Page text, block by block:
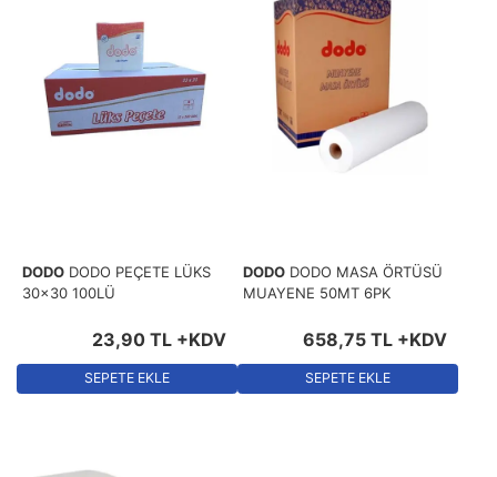
DODO DODO PEÇETE LÜKS
30x30 100LÜ
23,90 TL +KDV
SEPETE EKLE
DODO DODO MASA ÖRTÜSÜ
MUAYENE 50MT 6PK
658,75 TL +KDV
SEPETE EKLE